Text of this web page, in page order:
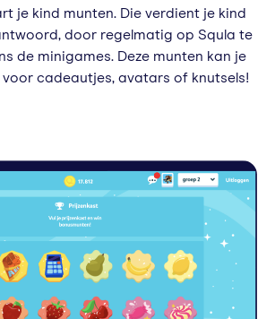
je kind munten. Die verdient je kind
door regelmatig op Squla te
de minigames. Deze munten kan je
voor cadeautjes, avatars of knutsels!